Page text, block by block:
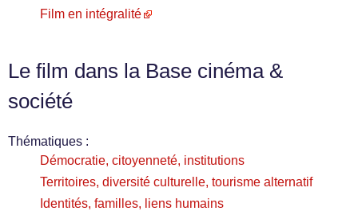
Film en intégralité
Le film dans la Base cinéma &
société
Thématiques :
Démocratie, citoyenneté, institutions
Territoires, diversité culturelle, tourisme alternatif
Identités, familles, liens humains